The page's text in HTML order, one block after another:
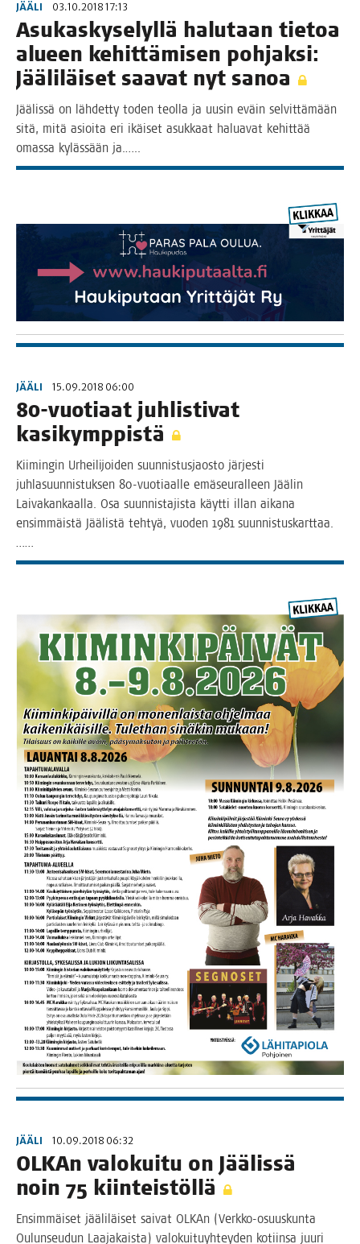
JÄÄLI 03.10.2018 17:13
Asu­kas­ky­se­lyl­lä halu­taan tie­toa
alu­een kehit­tä­mi­sen poh­jak­si:
Jää­li­läi­set saa­vat nyt sanoa
Jää­lis­sä on läh­det­ty toden teol­la ja uusin eväin sel­vit­tä­mään
sitä, mitä asioi­ta eri ikäi­set asuk­kaat halua­vat kehit­tää
omas­sa kyläs­sään ja.…..
JÄÄLI 15.09.2018 06:00
80-vuo­ti­aat juh­lis­ti­vat
kasikymppistä
Kii­min­gin Urhei­li­joi­den suun­nis­tus­jaos­to jär­jes­ti
juh­la­suun­nis­tuk­sen 80-vuo­­ti­aal­­le emä­seu­ral­leen Jää­lin
Lai­va­kan­kaal­la. Osa suun­nis­ta­jis­ta käyt­ti illan aika­na
ensim­mäis­tä Jää­lis­tä teh­tyä, vuo­den 1981 suunnistuskarttaa.
……
JÄÄLI 10.09.2018 06:32
OLKAn valo­kui­tu on Jää­lis­sä
noin 75 kiinteistöllä
Ensim­mäi­set jää­li­läi­set sai­vat OLKAn (Verk­­ko-osuus­­kun­­ta
Oulun­seu­dun Laa­ja­kais­ta) valo­kui­tu­yh­tey­den kotiin­sa juu­ri